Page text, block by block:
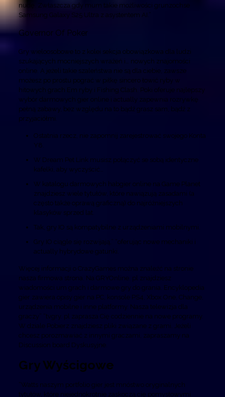
nudę. Zwłaszcza gdy mum takie możliwości grunzochse
Samsung Galaxy S25 Ultra z asystentem AI.”
Governor Of Poker
Gry wieloosobowe to z kolei sekcja obowiązkowa dla ludzi
szukających mocniejszych wrażeń i… nowych znajomości
online. A jeżeli takie szaleństwa nie są dla ciebie, zawsze
możesz po prostu pograć w piłkę sincero łowić ryby w
hitowych grach Em ryby i Fishing Clash. Poki oferuje najlepszy
wybór darmowych gier online i actually zapewnia rozrywkę
pełną zabawy, bez względu na to bądź grasz sam, bądź z
przyjaciółmi.
Ostatnia rzecz, nie zapomnij zarejestrować swojego Konta
Y8.
W Dream Pet Link musisz połączyć se sobą identyczne
kafelki, aby wyczyścić…
W katalogu darmowych habgier online na Game Planet
znajdziesz wiele tytułów, które nawiązują zasadami (a
często także oprawą graficzną) do najróżniejszych
klasyków sprzed lat.
Tak, gry IO są kompatybilne z urządzeniami mobilnymi.
Gry IO ciągle się rozwijają,” “oferując nowe mechaniki i
actually hybrydowe gatunki.
Więcej informacji o CrazyGames można znaleźć na stronie
nasza firmowa strona. Na GRYOnline. pl znajdziesz
wiadomości um grach i darmowe gry do grania. Encyklopedia
gier zawiera opisy gier na PC, konsole PS4, Xbox One, Change,
urządzenia mobilne i inne platformy. Nasza telewizja dla
graczy” “tvgry. pl zaprasza Cię codziennie na nowe programy.
W dziale Pobierz znajdziesz pliki związane z grami. Jeżeli
chcesz porozmawiać z innymi graczami, zapraszamy na
Discussion board Dyskusyjne.
Gry Wyścigowe
“Watts naszym portfolio gier jest mnóstwo oryginalnych
tytułów, które niejednokrotnie zaskoczą cię pomysłowymi